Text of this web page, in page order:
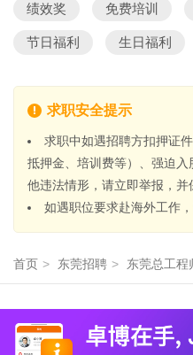
绩效奖 免费培训
节日福利 生日福利
求职安全提示
求职中如遇招聘方扣押证
抵押金、培训费等）、强迫
他违法情形，请立即举报，并
如遇职位要求赴海外工作
首页 > 东莞招聘 > 东莞总工程